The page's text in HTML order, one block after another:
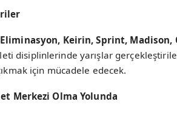
Eliminasyon, Keirin, Sprint, Madison,
disiplinlerinde yarışlar
için mücadele edecek.
Merkezi Olma Yolunda